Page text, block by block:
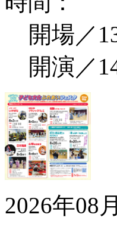
開場／
開演／
2026年08